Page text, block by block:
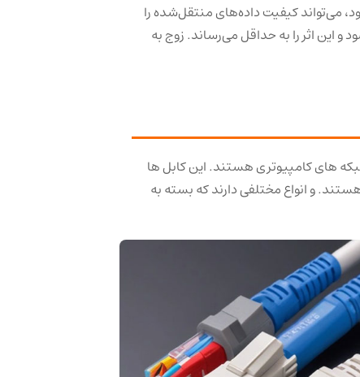
می‌تواند کیفیت داده‌های منتقل‌شده را
اثر را به حداقل می‌رساند. زوج به
های کامپیوتری هستند. این کابل ها
هستند. و انواع مختلفی دارند که بسته به